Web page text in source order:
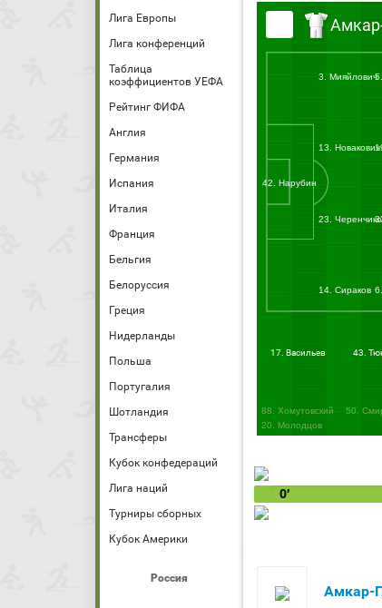
Лига Европы
Лига конференций
Таблица
коэффициентов УЕФА
Рейтинг ФИФА
Англия
Германия
Испания
Италия
Франция
Бельгия
Белоруссия
Греция
Нидерланды
Польша
Португалия
Шотландия
Трансферы
Кубок конфедераций
Лига наций
Турниры сборных
Кубок Америки
Россия
42. Нарубин
23.
14. Сираков
3. Мияйлович
13. Новакович
17. Васильев 43.
88. Хомутовский 50.
20. Молодцов
0′
Амкар-